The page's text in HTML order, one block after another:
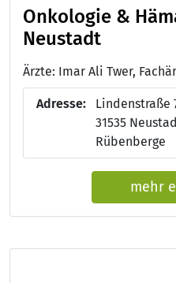
Onkologie &
Neustadt
Adresse:
Lindenstraße
31535
Rübenberge
mehr